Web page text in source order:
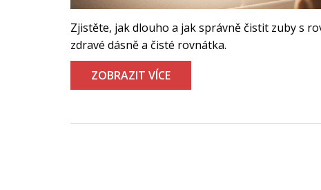
Zjistěte, jak dlouho a jak správně čistit zuby s
zdravé dásně a čisté rovnátka.
ZOBRAZIT VÍCE